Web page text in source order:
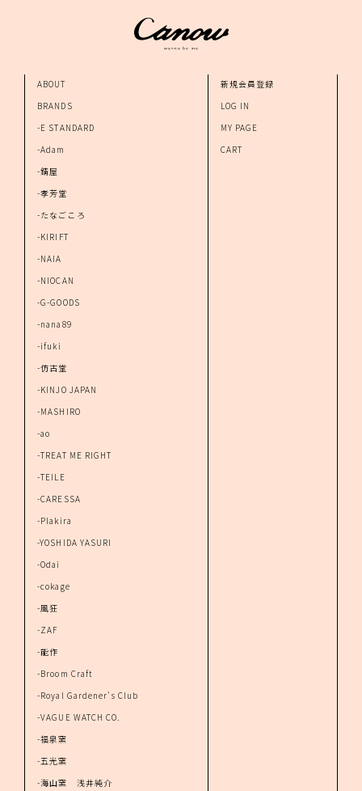
ABOUT
BRANDS
-E STANDARD
-Adam
-錆屋
-孝芳堂
-たなごころ
-KIRIFT
-NAIA
-NIOCAN
-G-GOODS
-nana89
-ifuki
-仿古堂
-KINJO JAPAN
-MASHIRO
-ao
-TREAT ME RIGHT
-TEILE
-CARESSA
-Plakira
-YOSHIDA YASURI
-Odai
-cokage
-風狂
-ZAF
-能作
-Broom Craft
-Royal Gardener's Club
-VAGUE WATCH CO.
-福泉窯
-五光窯
-海山窯 浅井純介
新規会員登録
LOG IN
MY PAGE
CART